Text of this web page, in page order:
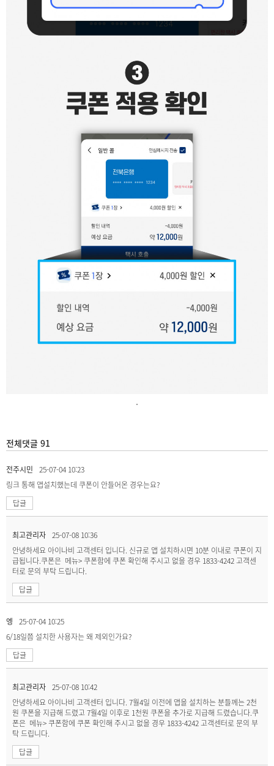
.
전체댓글 91
전주시민
25-07-04 10:23
링크 통해 앱설치했는데 쿠폰이 안들어온 경우는요?
답글
최고관리자 25-07-08 10:36
안녕하세요 아이나비 고객센터 입니다. 신규로 앱 설치하시면 10분 이내로 쿠폰이 지
급됩니다.쿠폰은 메뉴> 쿠폰함에 쿠폰 확인해 주시고 없을 경우 1833-4242 고객센
터로 문의 부탁 드립니다.
답글
엥
25-07-04 10:25
6/18일쯤 설치한 사용자는 왜 제외인가요?
답글
최고관리자 25-07-08 10:42
안녕하세요 아이나비 고객센터 입니다. 7월4일 이전에 앱을 설치하는 분들께는 2천
원 쿠폰을 지급해 드렸고 7월4일 이후로 1천원 쿠폰을 추가로 지급해 드렸습니다.쿠
폰은 메뉴> 쿠폰함에 쿠폰 확인해 주시고 없을 경우 1833-4242 고객센터로 문의 부
탁 드립니다.
답글